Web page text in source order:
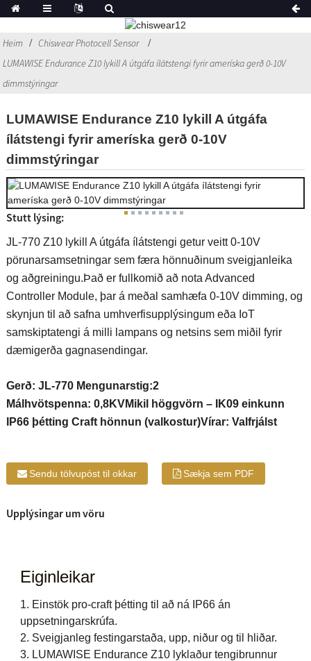
Heim
Chiswear Photocell Sensor
LUMAWISE Endurance Z10 lykill A útgáfa ílátstengi fyrir ameríska gerð 0-10V
dimmstýringar
LUMAWISE Endurance Z10 lykill A útgáfa
ílátstengi fyrir ameríska gerð 0-10V
dimmstýringar
Stutt lýsing:
JL-770 Z10 lykill A útgáfa ílátstengi getur veitt 0-10V
pörunarsamsetningar sem færa hönnuðinum sveigjanleika
og aðgreiningu.Það er fullkomið að nota Advanced
Controller Module, þar á meðal samhæfa 0-10V dimming, og
skynjun til að safna umhverfisupplýsingum eða IoT
samskiptatengi á milli lampans og netsins sem miðil fyrir
dæmigerða gagnasendingar.
Gerð: JL-770 Mengunarstig:2
Málhvötspenna: 0,8KVMikil höggvörn – IK09 einkunn
IP66 þétting Craft hönnun (valkostur)Vírar: Valfrjálst
Sendu tölvupóst til okkar Sækja sem PDF
Upplýsingar um vöru
Eiginleikar
1. Einstök pro-craft þétting til að ná IP66 án
uppsetningarskrúfa.
2. Sveigjanleg festingarstaða, upp, niður og til hliðar.
3. LUMAWISE Endurance Z10 lyklaður tengibrunnur